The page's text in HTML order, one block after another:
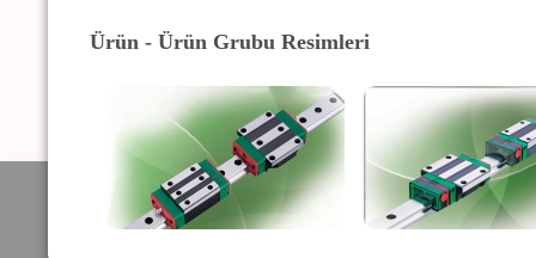
Ürün - Ürün Grubu Resimleri